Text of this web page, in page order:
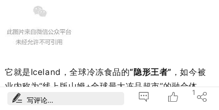
它就是Iceland ，全球冷冻食品的“隐形王者” ，如今被
业内称为“线上版山姆+全球最大冻品超市”的融合体。
没有复刻山姆的重资产线下逻辑，不玩传统冻品的“低
写评论...
1